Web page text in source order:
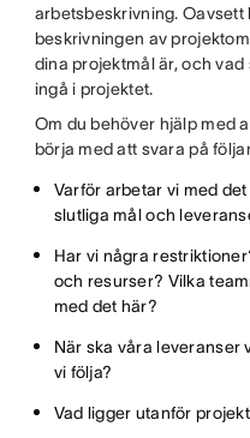
arbetsbeskrivning. Oavsett
beskrivningen av
dina projektmål är, och
ingå i projektet.
Om du behöver hjälp med
börja med att svara på
Varför arbetar vi med
slutliga mål och
Har vi några
och resurser? Vilka
med det här?
När ska våra leveranser
vi följa?
Vad ligger utanför